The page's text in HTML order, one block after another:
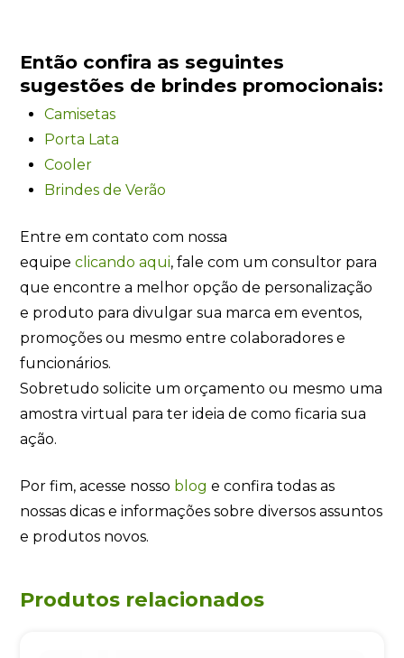
Então confira as seguintes
sugestões de brindes promocionais:
Camisetas
Porta Lata
Cooler
Brindes de Verão
Entre em contato com nossa
equipeclicando aqui, fale com um consultor para
que encontre a melhor opção de personalização
e produto para divulgar sua marca em eventos,
promoções ou mesmo entre colaboradores e
funcionários.
Sobretudo solicite um orçamento ou mesmo uma
amostra virtual para ter ideia de como ficaria sua
ação.
Por fim, acesse nosso blog e confira todas as
nossas dicas e informações sobre diversos assuntos
e produtos novos.
Produtos relacionados